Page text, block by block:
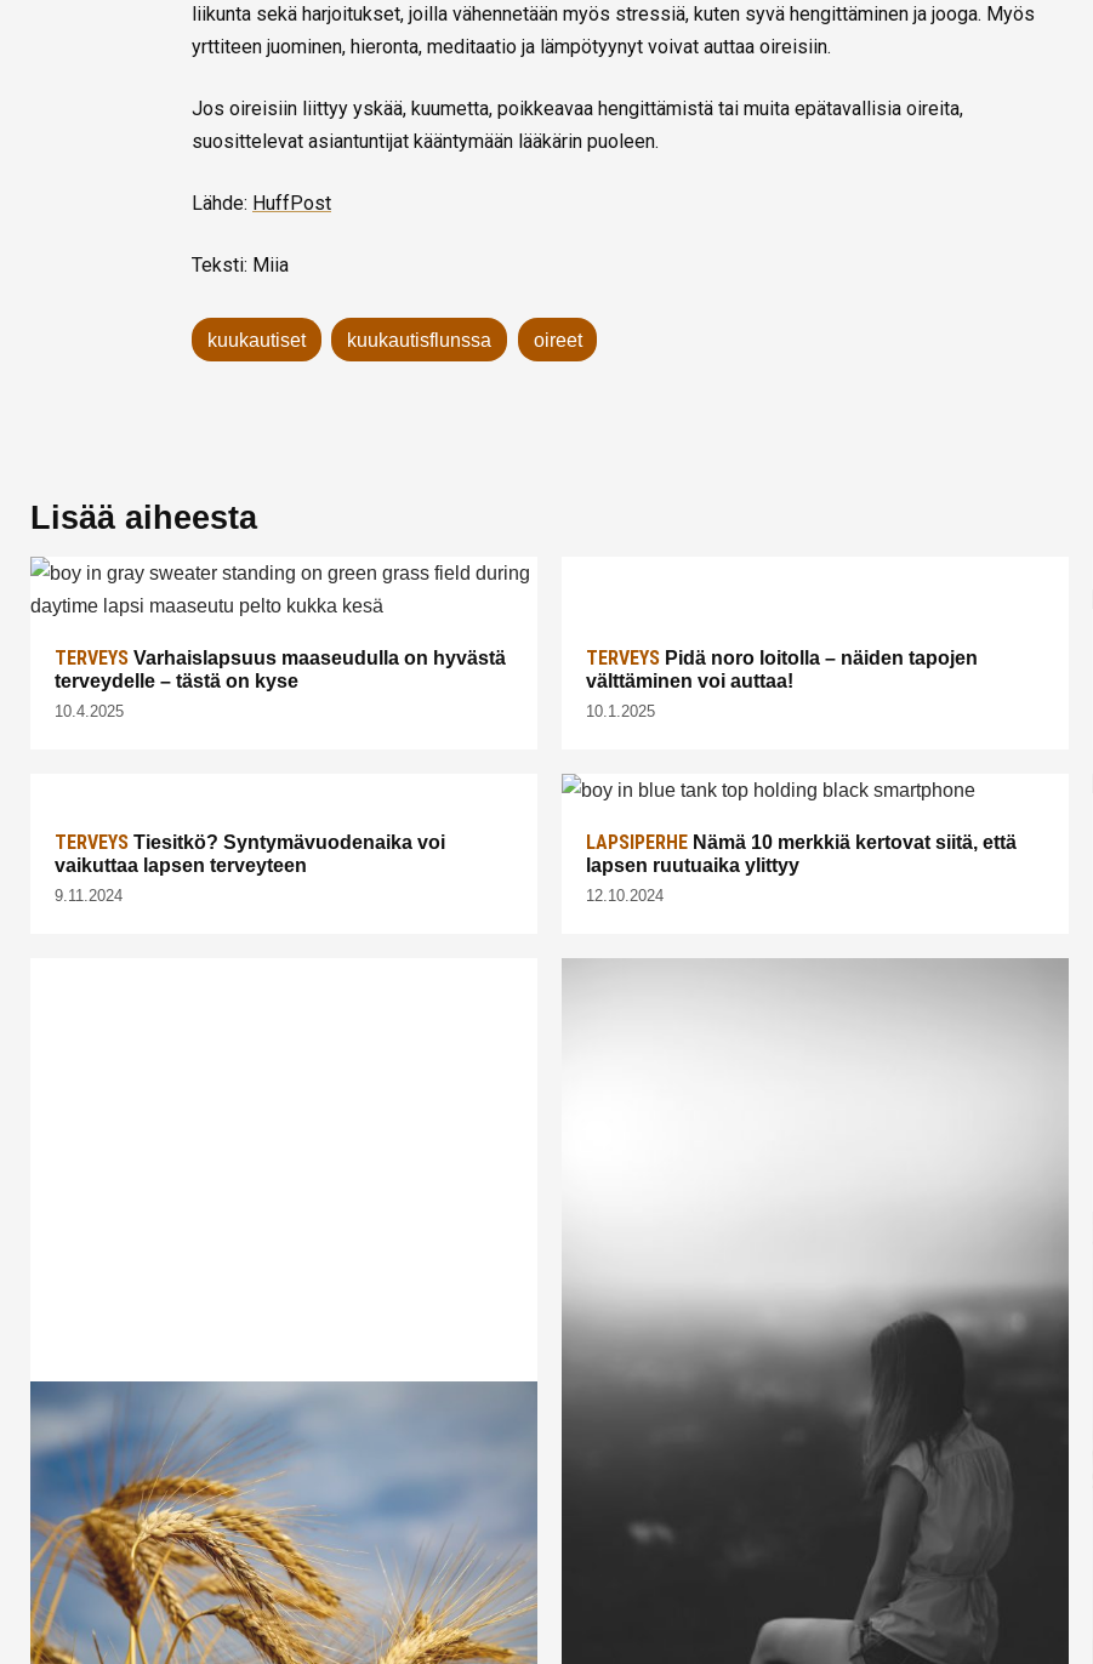
liikunta sekä harjoitukset, joilla vähennetään myös stressiä, kuten syvä hengittäminen ja jooga. Myös
yrttiteen juominen, hieronta, meditaatio ja lämpötyynyt voivat auttaa oireisiin.
Jos oireisiin liittyy yskää, kuumetta, poikkeavaa hengittämistä tai muita epätavallisia oireita,
suosittelevat asiantuntijat kääntymään lääkärin puoleen.
Lähde: HuffPost
Teksti: Miia
kuukautiset kuukautisflunssa oireet
Lisää aiheesta
TERVEYS Varhaislapsuus maaseudulla on hyvästä
terveydelle – tästä on kyse
10.4.2025
TERVEYS Pidä noro loitolla – näiden tapojen
välttäminen voi auttaa!
10.1.2025
TERVEYS Tiesitkö? Syntymävuodenaika voi
vaikuttaa lapsen terveyteen
9.11.2024
LAPSIPERHE Nämä 10 merkkiä kertovat siitä, että
lapsen ruutuaika ylittyy
12.10.2024